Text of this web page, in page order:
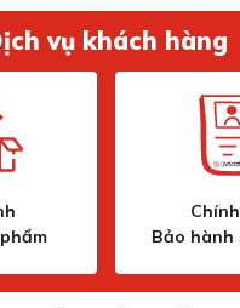
vụ khách hàng
Bảo hành